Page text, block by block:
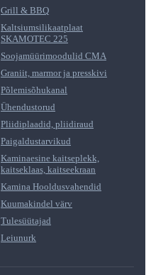
Grill & BBQ
Kaltsiumsilikaatplaat
SKAMOTEC 225
Soojamüürimoodulid CMA
Graniit, marmor ja presskivi
Põlemisõhukanal
Ühendustorud
Pliidiplaadid, pliidiraud
Paigaldustarvikud
Kaminaesine kaitseplekk,
kaitseklaas, kaitseekraan
Kamina Hooldusvahendid
Kuumakindel värv
Tulesüütajad
Leiunurk